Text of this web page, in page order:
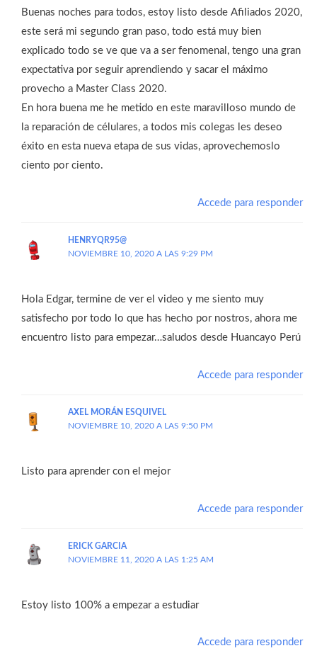
Buenas noches para todos, estoy listo desde Afiliados 2020,
este será mi segundo gran paso, todo está muy bien
explicado todo se ve que va a ser fenomenal, tengo una gran
expectativa por seguir aprendiendo y sacar el máximo
provecho a Master Class 2020.
En hora buena me he metido en este maravilloso mundo de
la reparación de célulares, a todos mis colegas les deseo
éxito en esta nueva etapa de sus vidas, aprovechemoslo
ciento por ciento.
Accede para responder
HENRYQR95@
NOVIEMBRE 10, 2020 A LAS 9:29 PM
Hola Edgar, termine de ver el video y me siento muy
satisfecho por todo lo que has hecho por nostros, ahora me
encuentro listo para empezar…saludos desde Huancayo Perú
Accede para responder
AXEL MORÁN ESQUIVEL
NOVIEMBRE 10, 2020 A LAS 9:50 PM
Listo para aprender con el mejor
Accede para responder
ERICK GARCIA
NOVIEMBRE 11, 2020 A LAS 1:25 AM
Estoy listo 100% a empezar a estudiar
Accede para responder